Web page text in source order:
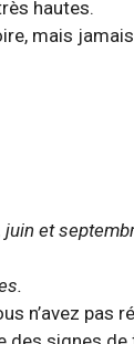
hautes.
mais
et
n’avez